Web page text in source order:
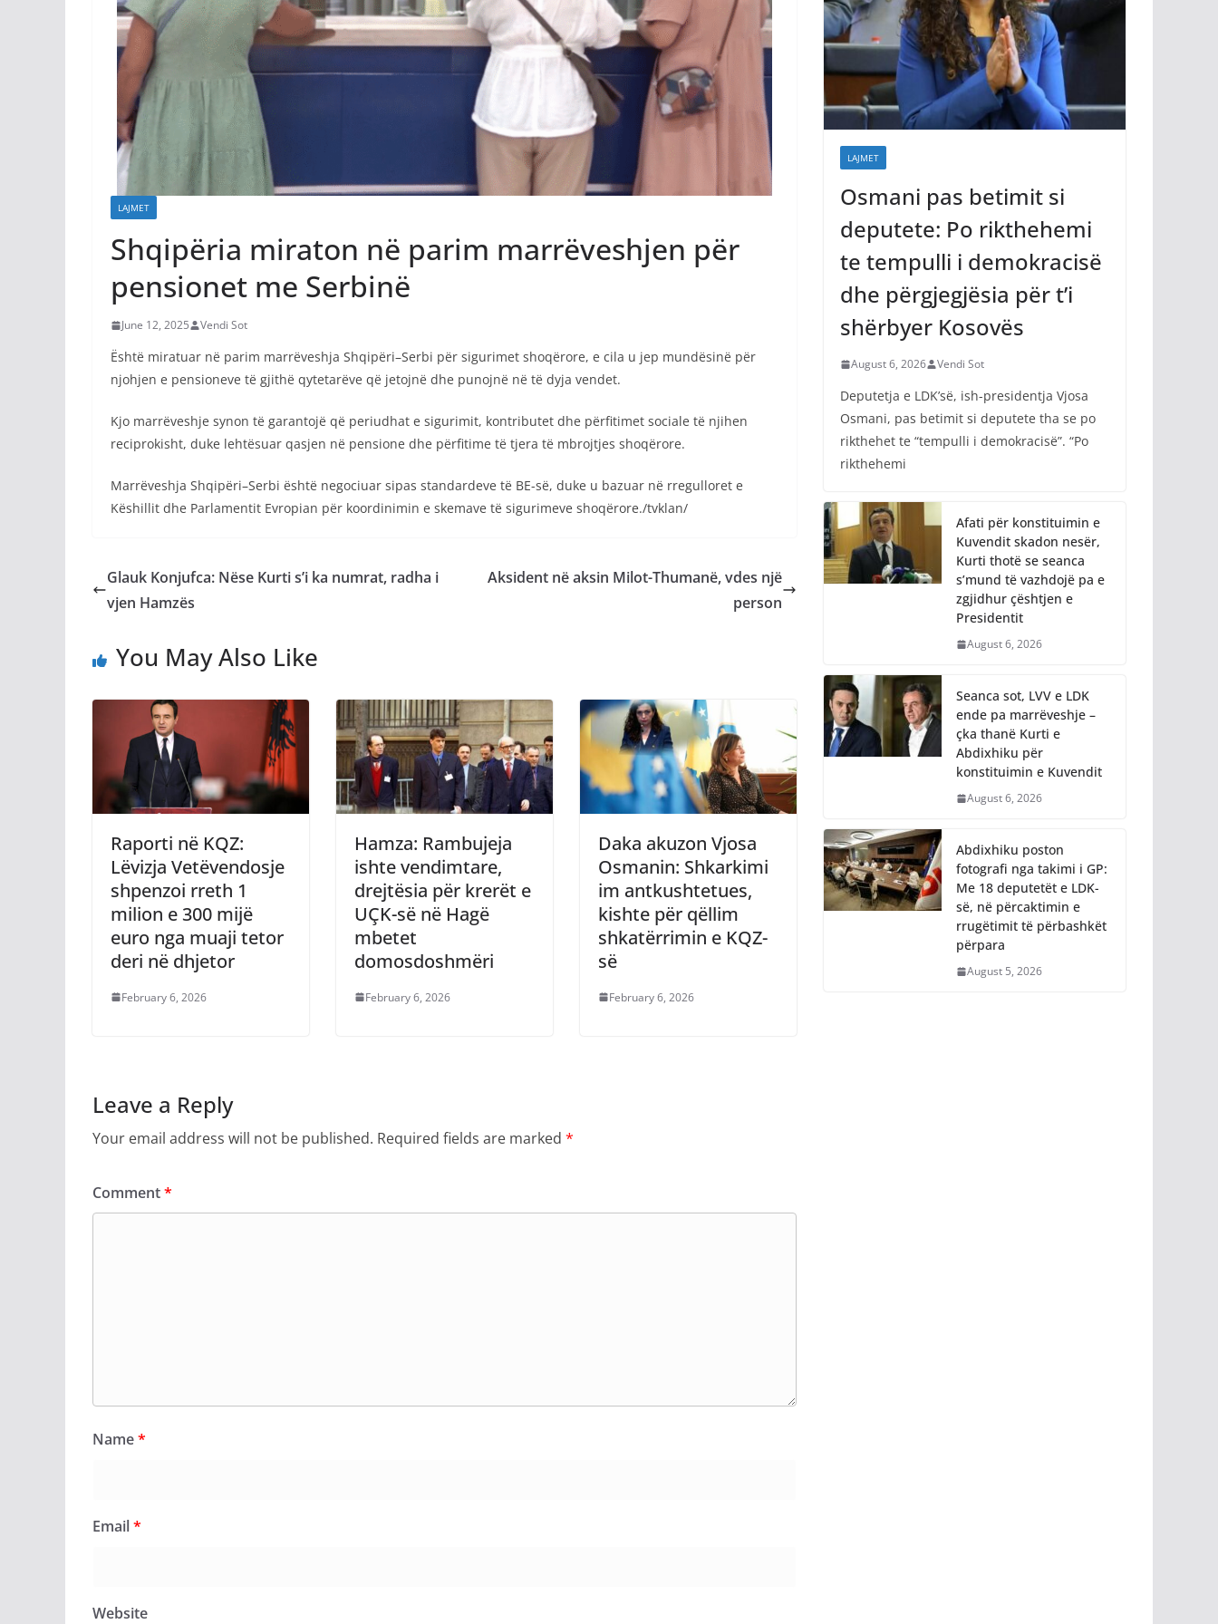
LAJMET
Shqipëria miraton në parim marrëveshjen për
pensionet me Serbinë
June 12, 2025 Vendi Sot
Është miratuar në parim marrëveshja Shqipëri–Serbi për sigurimet shoqërore, e cila u jep mundësinë për
njohjen e pensioneve të gjithë qytetarëve që jetojnë dhe punojnë në të dyja vendet.
Kjo marrëveshje synon të garantojë që periudhat e sigurimit, kontributet dhe përfitimet sociale të njihen
reciprokisht, duke lehtësuar qasjen në pensione dhe përfitime të tjera të mbrojtjes shoqërore.
Marrëveshja Shqipëri–Serbi është negociuar sipas standardeve të BE-së, duke u bazuar në rregulloret e
Këshillit dhe Parlamentit Evropian për koordinimin e skemave të sigurimeve shoqërore./tvklan/
Glauk Konjufca: Nëse Kurti s’i ka numrat, radha i
vjen Hamzës
Aksident në aksin Milot-Thumanë, vdes një
person
You May Also Like
Raporti në KQZ:
Lëvizja Vetëvendosje
shpenzoi rreth 1
milion e 300 mijë
euro nga muaji tetor
deri në dhjetor
February 6, 2026
Hamza: Rambujeja
ishte vendimtare,
drejtësia për krerët e
UÇK-së në Hagë
mbetet
domosdoshmëri
February 6, 2026
Daka akuzon Vjosa
Osmanin: Shkarkimi
im antkushtetues,
kishte për qëllim
shkatërrimin e KQZ-
së
February 6, 2026
Leave a Reply
Your email address will not be published. Required fields are marked *
Comment*
Name*
Email*
Website
LAJMET
Osmani pas betimit si
deputete: Po rikthehemi
te tempulli i demokracisë
dhe përgjegjësia për t’i
shërbyer Kosovës
August 6, 2026 Vendi Sot
Deputetja e LDK’së, ish-presidentja Vjosa
Osmani, pas betimit si deputete tha se po
rikthehet te “tempulli i demokracisë”. “Po
rikthehemi
Afati për konstituimin e
Kuvendit skadon nesër,
Kurti thotë se seanca
s’mund të vazhdojë pa e
zgjidhur çështjen e
Presidentit
August 6, 2026
Seanca sot, LVV e LDK
ende pa marrëveshje –
çka thanë Kurti e
Abdixhiku për
konstituimin e Kuvendit
August 6, 2026
Abdixhiku poston
fotografi nga takimi i GP:
Me 18 deputetët e LDK-
së, në përcaktimin e
rrugëtimit të përbashkët
përpara
August 5, 2026